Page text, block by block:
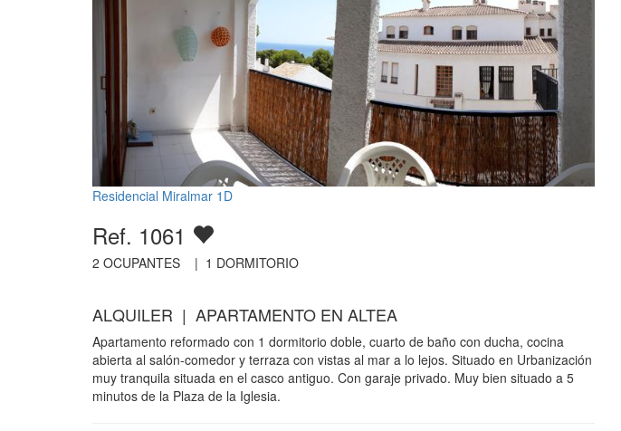
Residencial Miralmar 1D
Ref. 1061
2 OCUPANTES | 1 DORMITORIO
ALQUILER | APARTAMENTO EN ALTEA
Apartamento reformado con 1 dormitorio doble, cuarto de baño con ducha, cocina
abierta al salón-comedor y terraza con vistas al mar a lo lejos. Situado en Urbanización
muy tranquila situada en el casco antiguo. Con garaje privado. Muy bien situado a 5
minutos de la Plaza de la Iglesia.